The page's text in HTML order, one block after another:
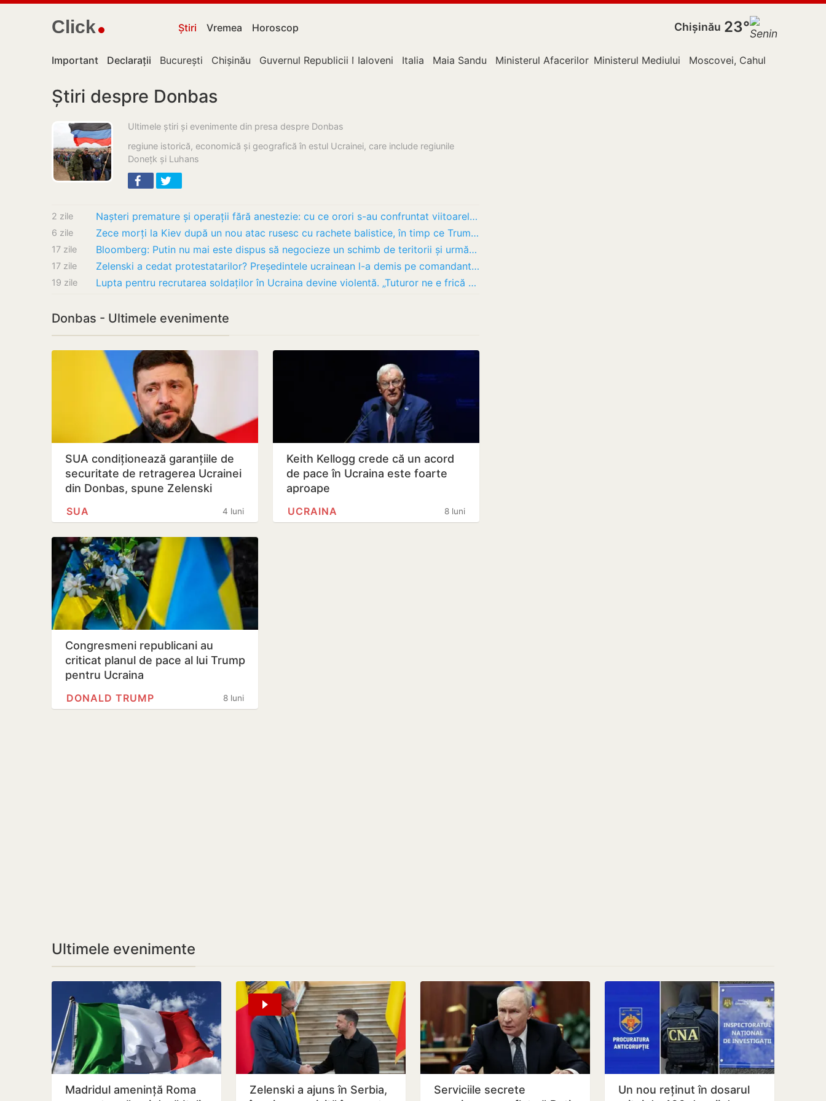
Click Știri Vremea Horoscop Chișinău 23°
Important Declarații București Chișinău Guvernul Republicii Moldova
Ialoveni Italia Maia Sandu Ministerul Afacerilor ExterneMinisterul Mediului Moscovei, Cahul
Știri despre Donbas
Ultimele știri și evenimente din presa despre Donbas
regiune istorică, economică și geografică în estul Ucrainei, care include regiunile
Donețk și Luhans
2 zile Nașteri premature și operații fără anestezie: cu ce orori s-au confruntat viitoarele mame…
6 zile Zece morți la Kiev după un nou atac rusesc cu rachete balistice, în timp ce Trump întârzie…
17 zile Bloomberg: Putin nu mai este dispus să negocieze un schimb de teritorii și urmărește în…
17 zile Zelenski a cedat protestatarilor? Președintele ucrainean l-a demis pe comandantul suprem…
19 zile Lupta pentru recrutarea soldaților în Ucraina devine violentă. „Tuturor ne e frică să…
Donbas - Ultimele evenimente
SUA condiționează garanțiile de
securitate de retragerea Ucrainei
din Donbas, spune Zelenski
4 luni
SUA
Keith Kellogg crede că un acord
de pace în Ucraina este foarte
aproape
8 luni
UCRAINA
Congresmeni republicani au
criticat planul de pace al lui Trump
pentru Ucraina
8 luni
DONALD TRUMP
Ultimele evenimente
Madridul amenință Roma
Zelenski a ajuns în Serbia,
Serviciile secrete
Un nou reținut în dosarul